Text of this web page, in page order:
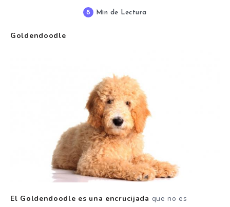
8 Min de Lectura
Goldendoodle
El Goldendoodle es una encrucijada que no es